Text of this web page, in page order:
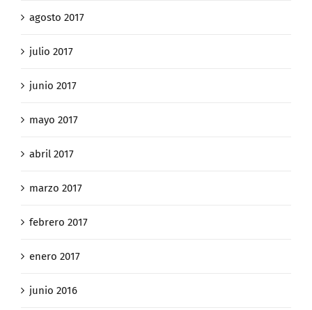
agosto 2017
julio 2017
junio 2017
mayo 2017
abril 2017
marzo 2017
febrero 2017
enero 2017
junio 2016